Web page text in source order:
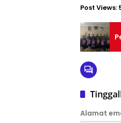
Post Views:
Alamat